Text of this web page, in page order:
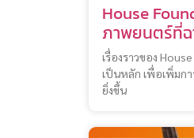
House
ภาพยนตร์ที่
เรื่องราวของ
เป็นหลัก เพื่อเพิ่มก
ยิ่งขึ้น